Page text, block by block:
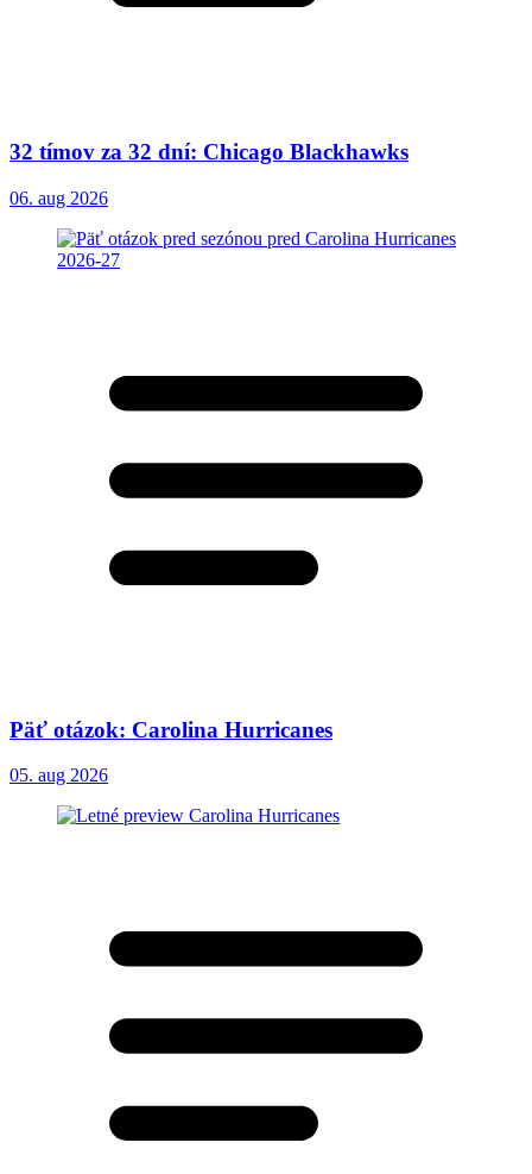
32 tímov za 32 dní: Chicago Blackhawks
06. aug 2026
Päť otázok: Carolina Hurricanes
05. aug 2026